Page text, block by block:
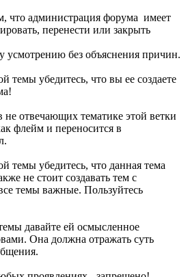
что администрация форума имеет
перенести или закрыть
усмотрению без объяснения причин.
темы убедитесь, что вы ее создаете
отвечающих тематике этой ветки
флейм и переносится в
темы убедитесь, что данная тема
не стоит создавать тем с
темы важные. Пользуйтесь
давайте ей осмысленное
Она должна отражать суть